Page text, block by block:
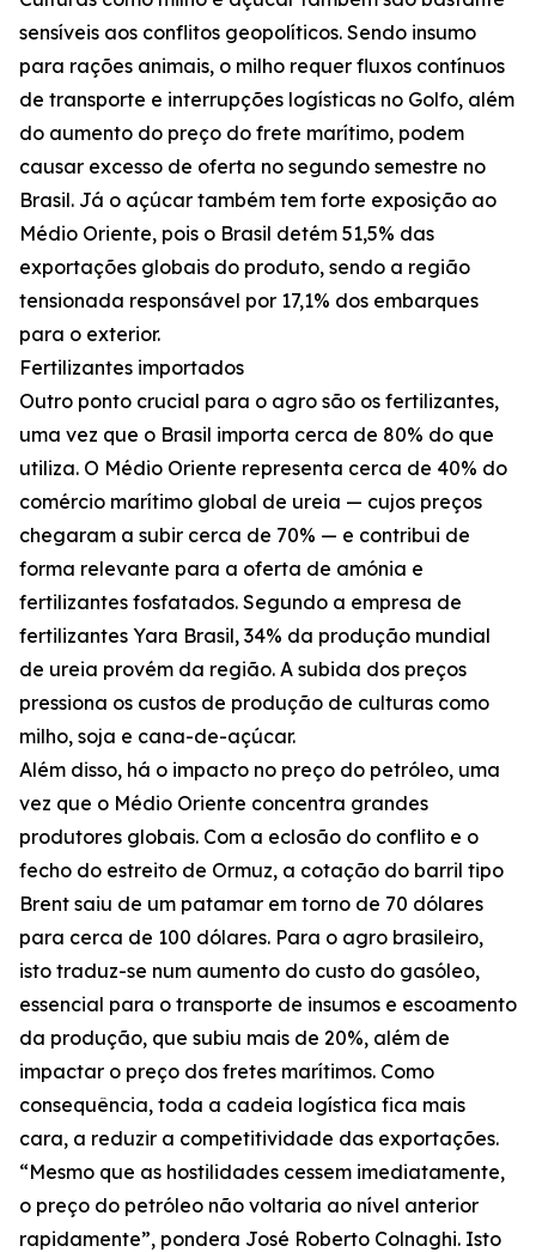
sensíveis aos conflitos geopolíticos. Sendo insumo
para rações animais, o milho requer fluxos contínuos
de transporte e interrupções logísticas no Golfo, além
do aumento do preço do frete marítimo, podem
causar excesso de oferta no segundo semestre no
Brasil. Já o açúcar também tem forte exposição ao
Médio Oriente, pois o Brasil detém 51,5% das
exportações globais do produto, sendo a região
tensionada responsável por 17,1% dos embarques
para o exterior.
Fertilizantes importados
Outro ponto crucial para o agro são os fertilizantes,
uma vez que o Brasil importa cerca de 80% do que
utiliza. O Médio Oriente representa cerca de 40% do
comércio marítimo global de ureia — cujos preços
chegaram a subir cerca de 70% — e contribui de
forma relevante para a oferta de amónia e
fertilizantes fosfatados. Segundo a empresa de
fertilizantes Yara Brasil, 34% da produção mundial
de ureia provém da região. A subida dos preços
pressiona os custos de produção de culturas como
milho, soja e cana-de-açúcar.
Além disso, há o impacto no preço do petróleo, uma
vez que o Médio Oriente concentra grandes
produtores globais. Com a eclosão do conflito e o
fecho do estreito de Ormuz, a cotação do barril tipo
Brent saiu de um patamar em torno de 70 dólares
para cerca de 100 dólares. Para o agro brasileiro,
isto traduz-se num aumento do custo do gasóleo,
essencial para o transporte de insumos e escoamento
da produção, que subiu mais de 20%, além de
impactar o preço dos fretes marítimos. Como
consequência, toda a cadeia logística fica mais
cara, a reduzir a competitividade das exportações.
“Mesmo que as hostilidades cessem imediatamente,
o preço do petróleo não voltaria ao nível anterior
rapidamente”, pondera José Roberto Colnaghi. Isto